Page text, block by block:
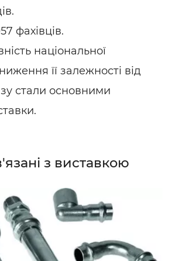
фахівців.
національної
її залежності від
стали основними
з виставкою